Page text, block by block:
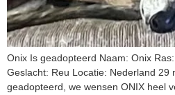
Onix Is geadopteerd Naam: Onix
Geslacht: Reu Locatie: Nederland 29
geadopteerd, we wensen ONIX heel